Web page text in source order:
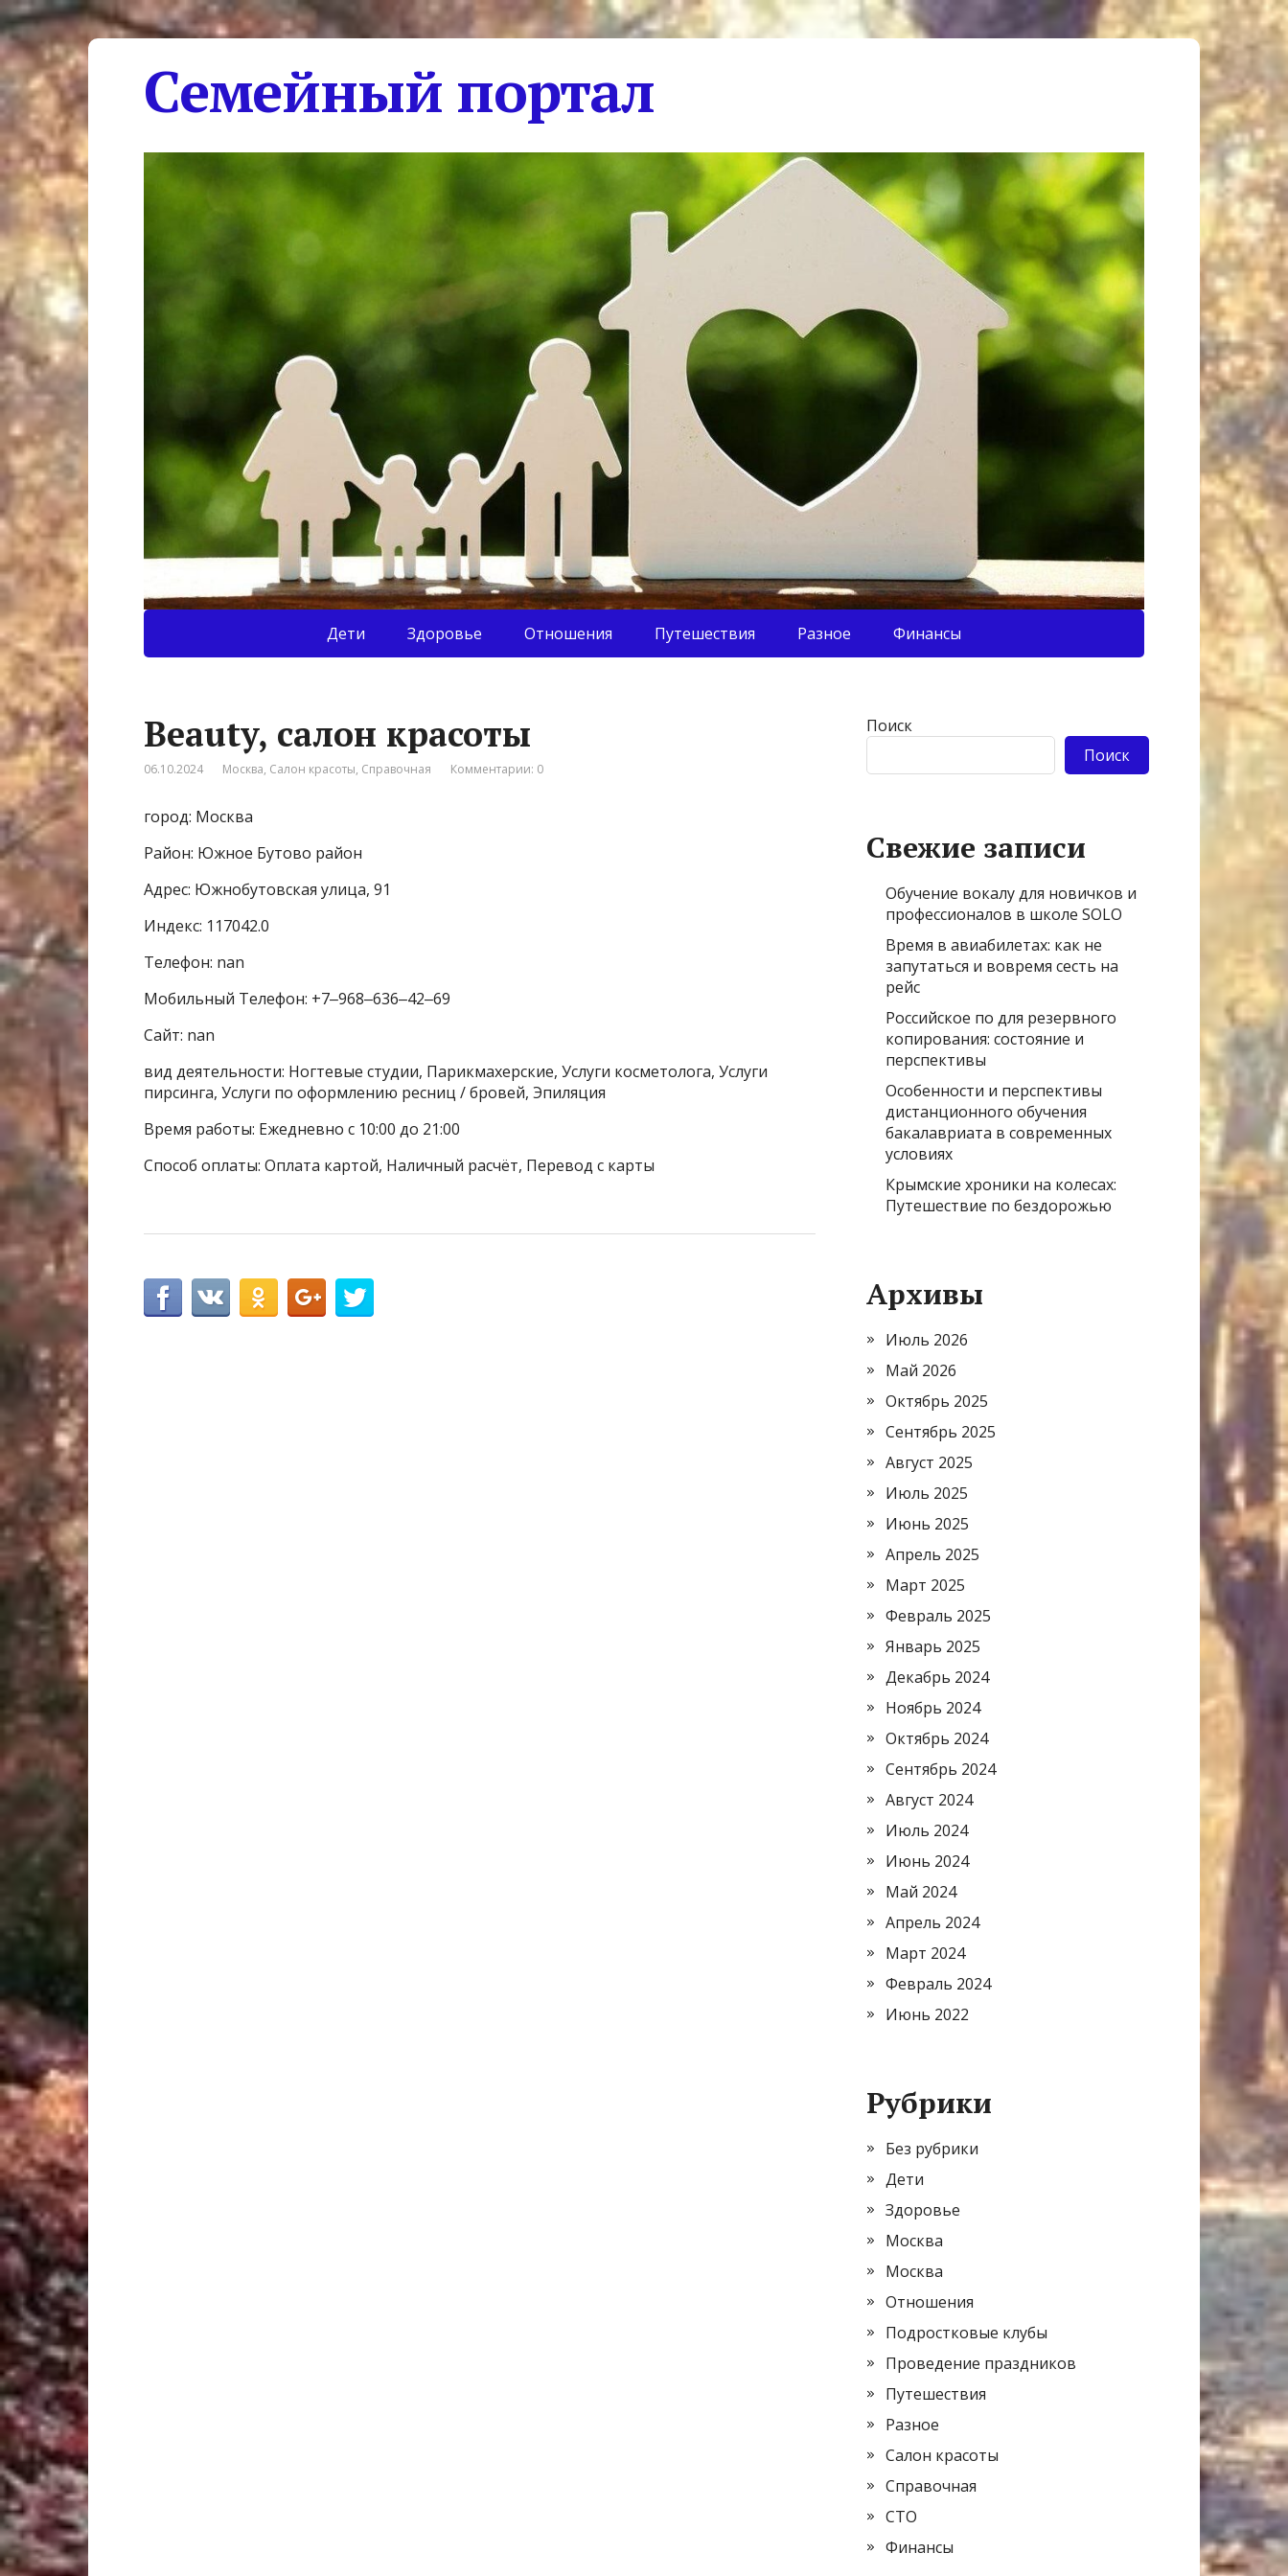
Семейный портал
Дети Здоровье Отношения Путешествия Разное Финансы
Beauty, салон красоты
06.10.2024 Москва, Салон красоты, Справочная Комментарии: 0
город: Москва
Район: Южное Бутово район
Адрес: Южнобутовская улица, 91
Индекс: 117042.0
Телефон: nan
Мобильный Телефон: +7‒968‒636‒42‒69
Сайт: nan
вид деятельности: Ногтевые студии, Парикмахерские, Услуги косметолога, Услуги
пирсинга, Услуги по оформлению ресниц / бровей, Эпиляция
Время работы: Ежедневно с 10:00 до 21:00
Способ оплаты: Оплата картой, Наличный расчёт, Перевод с карты
Поиск
Поиск
Свежие записи
Обучение вокалу для новичков и
профессионалов в школе SOLO
Время в авиабилетах: как не
запутаться и вовремя сесть на
рейс
Российское по для резервного
копирования: состояние и
перспективы
Особенности и перспективы
дистанционного обучения
бакалавриата в современных
условиях
Крымские хроники на колесах:
Путешествие по бездорожью
Архивы
Июль 2026
Май 2026
Октябрь 2025
Сентябрь 2025
Август 2025
Июль 2025
Июнь 2025
Апрель 2025
Март 2025
Февраль 2025
Январь 2025
Декабрь 2024
Ноябрь 2024
Октябрь 2024
Сентябрь 2024
Август 2024
Июль 2024
Июнь 2024
Май 2024
Апрель 2024
Март 2024
Февраль 2024
Июнь 2022
Рубрики
Без рубрики
Дети
Здоровье
Москва
Москва
Отношения
Подростковые клубы
Проведение праздников
Путешествия
Разное
Салон красоты
Справочная
СТО
Финансы